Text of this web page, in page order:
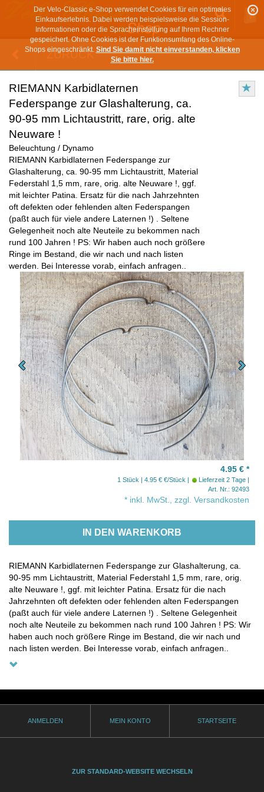
Der Velo-Classic e-Shop verwendet Cookies für ein optimales
Einkaufserlebnis. Dabei werden beispielsweise die Session-
Informationen oder die Spracheinstellung auf Ihrem Rechner
gespeichert. Ohne Cookies ist der Funktionsumfang des Online-
Shops eingeschränkt. Sind Sie damit nicht einverstanden, klicken
Sie bitte hier.
ZURÜCK
RIEMANN Karbidlaternen
Federspange zur Glashalterung, ca.
90-95 mm Lichtaustritt, rare, orig. alte
Neuware !
Beleuchtung / Dynamo
RIEMANN Karbidlaternen Federspange zur
Glashalterung, ca. 90-95 mm Lichtaustritt, Material
Federstahl 1,5 mm, rare, orig. alte Neuware !, ggf.
mit leichter Patina. Ersatz für die nach Jahrzehnten
oft defekten oder fehlenden alten Federspangen
(paßt auch für viele andere Laternen !) . Seltene
Gelegenheit noch alte Neuteile zu bekommen nach
rund 100 Jahren ! PS: Wir haben auch noch größere
Ringe im Bestand, die wir nach und nach listen
werden. Bei Interesse vorab, einfach anfragen..
4.95 € *
1 Stück | 4.95 € €/Stück
Lieferzeit 2 Tage
Art. Nr.: 92493
* inkl. MwSt., zzgl. Versandkosten
IN DEN WARENKORB
RIEMANN Karbidlaternen Federspange zur Glashalterung, ca.
90-95 mm Lichtaustritt, Material Federstahl 1,5 mm, rare, orig.
alte Neuware !, ggf. mit leichter Patina. Ersatz für die nach
Jahrzehnten oft defekten oder fehlenden alten Federspangen
(paßt auch für viele andere Laternen !) . Seltene Gelegenheit
noch alte Neuteile zu bekommen nach rund 100 Jahren ! PS: Wir
haben auch noch größere Ringe im Bestand, die wir nach und
nach listen werden. Bei Interesse vorab, einfach anfragen..
ANMELDEN MEIN KONTO STARTSEITE
ZUR STANDARD-WEBSITE WECHSELN